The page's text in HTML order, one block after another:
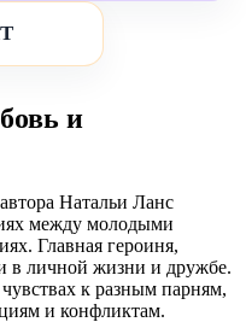
и
Натальи Ланс
между молодыми
Главная героиня,
в личной жизни и дружбе.
к разным парням,
и конфликтам.